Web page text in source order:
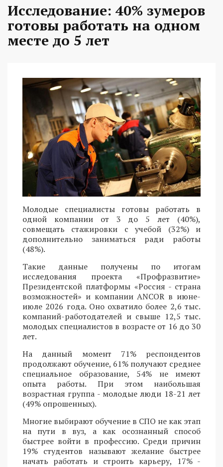
Исследование: 40% зумеров
готовы работать на одном
месте до 5 лет
Молодые специалисты готовы работать в
одной компании от 3 до 5 лет (40%),
совмещать стажировки с учебой (32%) и
дополнительно заниматься ради работы
(48%).
Такие данные получены по итогам
исследования проекта «Профразвитие»
Президентской платформы «Россия - страна
возможностей» и компании ANCOR в июне-
июле 2026 года. Оно охватило более 2,6 тыс.
компаний-работодателей и свыше 12,5 тыс.
молодых специалистов в возрасте от 16 до 30
лет.
На данный момент 71% респондентов
продолжают обучение, 61% получают среднее
специальное образование, 54% не имеют
опыта работы. При этом наибольшая
возрастная группа - молодые люди 18-21 лет
(49% опрошенных).
Многие выбирают обучение в СПО не как этап
на пути в вуз, а как осознанный способ
быстрее войти в профессию. Среди причин
19% студентов называют желание быстрее
начать работать и строить карьеру, 17% -